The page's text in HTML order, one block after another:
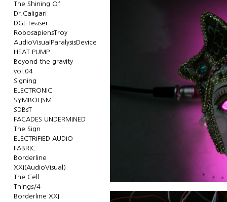
The Shining Of
Dr.Caligari
DGI-Teaser
RobosapiensTroy
AudioVisualParalysisDevice
HEAT PUMP
Beyond the gravity
vol.04
Signing
ELECTRONIC
SYMBOLISM
SDBsT
FACADES UNDERMINED
The Sign
ELECTRIFIED AUDIO
FABRIC
Borderline
XXI(AudioVisual)
The Cell
Things/4
Borderline XXI